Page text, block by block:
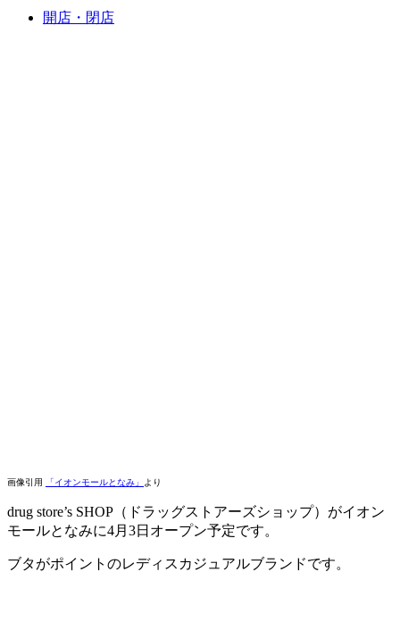
開店・閉店
画像引用 「イオンモールとなみ」 より
drug store’s SHOP（ドラッグストアーズショップ）がイオン
モールとなみに4月3日オープン予定です。
ブタがポイントのレディスカジュアルブランドです。